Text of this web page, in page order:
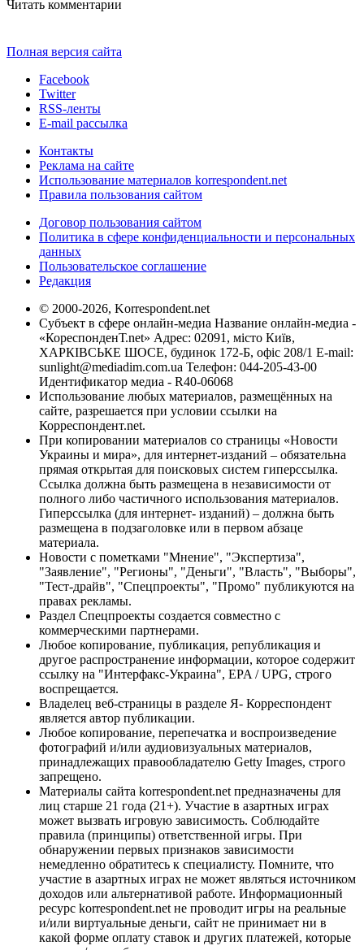
Читать комментарии
Полная версия сайта
Facebook
Twitter
RSS-ленты
E-mail рассылка
Контакты
Реклама на сайте
Использование материалов korrespondent.net
Правила пользования сайтом
Договор пользования сайтом
Политика в сфере конфиденциальности и персональных
данных
Пользовательское соглашение
Редакция
© 2000-2026, Korrespondent.net
Субъект в сфере онлайн-медиа Название онлайн-медиа -
«КореспонденТ.net» Адрес: 02091, місто Київ,
ХАРКІВСЬКЕ ШОСЕ, будинок 172-Б, офіс 208/1 E-mail:
sunlight@mediadim.com.ua Телефон: 044-205-43-00
Идентификатор медиа - R40-06068
Использование любых материалов, размещённых на
сайте, разрешается при условии ссылки на
Корреспондент.net.
При копировании материалов со страницы «Новости
Украины и мира», для интернет-изданий – обязательна
прямая открытая для поисковых систем гиперссылка.
Ссылка должна быть размещена в независимости от
полного либо частичного использования материалов.
Гиперссылка (для интернет- изданий) – должна быть
размещена в подзаголовке или в первом абзаце
материала.
Новости с пометками "Мнение", "Экспертиза",
"Заявление", "Регионы", "Деньги", "Власть", "Выборы",
"Тест-драйв", "Спецпроекты", "Промо" публикуются на
правах рекламы.
Раздел Спецпроекты создается совместно с
коммерческими партнерами.
Любое копирование, публикация, републикация и
другое распространение информации, которое содержит
ссылку на "Интерфакс-Украина", EPA / UPG, строго
воспрещается.
Владелец веб-страницы в разделе Я- Корреспондент
является автор публикации.
Любое копирование, перепечатка и воспроизведение
фотографий и/или аудиовизуальных материалов,
принадлежащих правообладателю Getty Images, строго
запрещено.
Материалы сайта korrespondent.net предназначены для
лиц старше 21 года (21+). Участие в азартных играх
может вызвать игровую зависимость. Соблюдайте
правила (принципы) ответственной игры. При
обнаружении первых признаков зависимости
немедленно обратитесь к специалисту. Помните, что
участие в азартных играх не может являться источником
доходов или альтернативой работе. Информационный
ресурс korrespondent.net не проводит игры на реальные
и/или виртуальные деньги, сайт не принимает ни в
какой форме оплату ставок и других платежей, которые